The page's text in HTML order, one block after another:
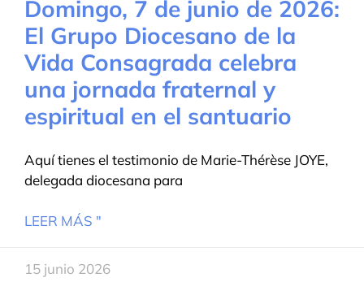
Domingo, 7 de junio de 2026:
El Grupo Diocesano de la
Vida Consagrada celebra
una jornada fraternal y
espiritual en el santuario
Aquí tienes el testimonio de Marie-Thérèse JOYE,
delegada diocesana para
LEER MÁS "
15 junio 2026